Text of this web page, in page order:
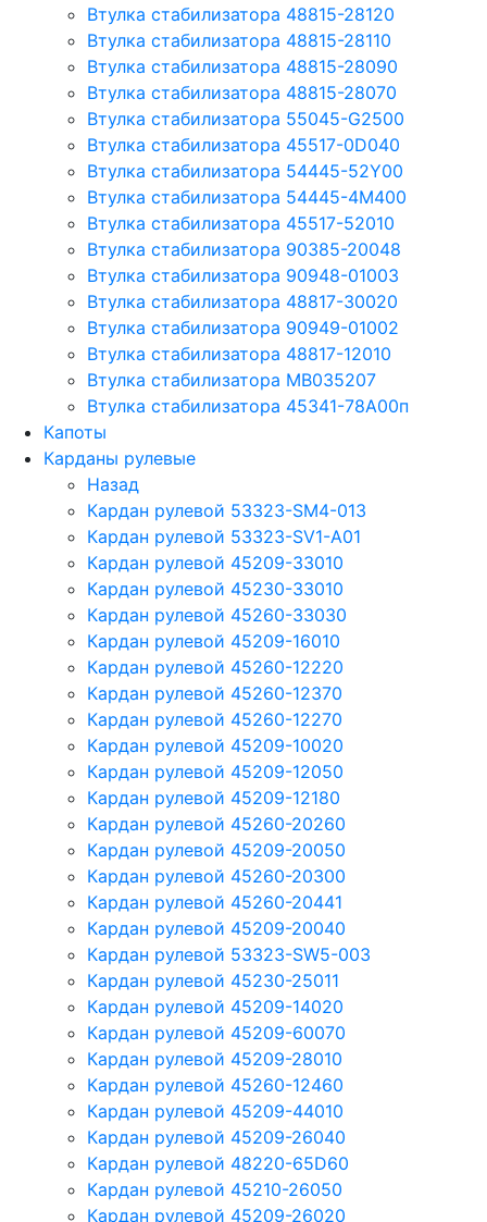
Втулка стабилизатора 48815-28120
Втулка стабилизатора 48815-28110
Втулка стабилизатора 48815-28090
Втулка стабилизатора 48815-28070
Втулка стабилизатора 55045-G2500
Втулка стабилизатора 45517-0D040
Втулка стабилизатора 54445-52Y00
Втулка стабилизатора 54445-4M400
Втулка стабилизатора 45517-52010
Втулка стабилизатора 90385-20048
Втулка стабилизатора 90948-01003
Втулка стабилизатора 48817-30020
Втулка стабилизатора 90949-01002
Втулка стабилизатора 48817-12010
Втулка стабилизатора MB035207
Втулка стабилизатора 45341-78A00п
Капоты
Карданы рулевые
Назад
Кардан рулевой 53323-SM4-013
Кардан рулевой 53323-SV1-A01
Кардан рулевой 45209-33010
Кардан рулевой 45230-33010
Кардан рулевой 45260-33030
Кардан рулевой 45209-16010
Кардан рулевой 45260-12220
Кардан рулевой 45260-12370
Кардан рулевой 45260-12270
Кардан рулевой 45209-10020
Кардан рулевой 45209-12050
Кардан рулевой 45209-12180
Кардан рулевой 45260-20260
Кардан рулевой 45209-20050
Кардан рулевой 45260-20300
Кардан рулевой 45260-20441
Кардан рулевой 45209-20040
Кардан рулевой 53323-SW5-003
Кардан рулевой 45230-25011
Кардан рулевой 45209-14020
Кардан рулевой 45209-60070
Кардан рулевой 45209-28010
Кардан рулевой 45260-12460
Кардан рулевой 45209-44010
Кардан рулевой 45209-26040
Кардан рулевой 48220-65D60
Кардан рулевой 45210-26050
Кардан рулевой 45209-26020